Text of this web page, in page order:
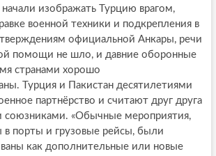
изображать Турцию врагом,
военной техники и подкрепления в
официальной Анкары, речи
помощи не шло, и давние оборонные
странами хорошо
Турция и Пакистан десятилетиями
партнёрство и считают друг друга
союзниками. «Обычные мероприятия,
в порты и грузовые рейсы, были
как дополнительные или новые